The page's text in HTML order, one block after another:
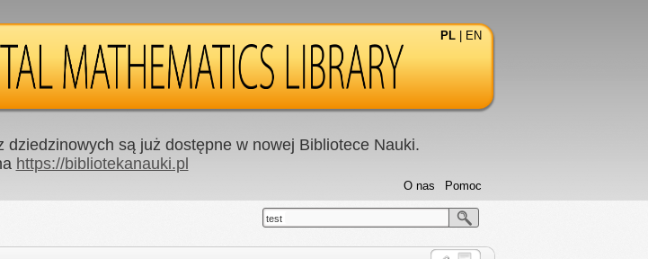
PL EN
dziedzinowych są już dostępne w nowej Bibliotece Nauki.
https://bibliotekanauki.pl
Pomoc
O nas
test